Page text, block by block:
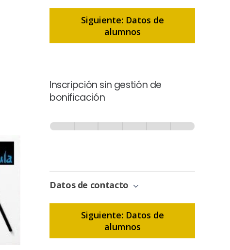
Siguiente: Datos de
alumnos
Inscripción sin gestión de
bonificación
-
Bonificación
Datos de contacto
Siguiente: Datos de
alumnos